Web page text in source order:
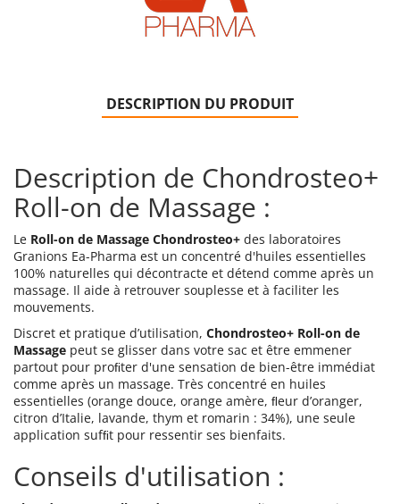
DESCRIPTION DU PRODUIT
Description de Chondrosteo+
Roll-on de Massage :
Le Roll-on de Massage Chondrosteo+ des laboratoires
Granions Ea-Pharma est un concentré d'huiles essentielles
100% naturelles qui décontracte et détend comme après un
massage. Il aide à retrouver souplesse et à faciliter les
mouvements.
Discret et pratique d’utilisation, Chondrosteo+ Roll-on de
Massage peut se glisser dans votre sac et être emmener
partout pour proﬁter d'une sensation de bien-être immédiat
comme après un massage. Très concentré en huiles
essentielles (orange douce, orange amère, ﬂeur d’oranger,
citron d’Italie, lavande, thym et romarin : 34%), une seule
application sufﬁt pour ressentir ses bienfaits.
Conseils d'utilisation :